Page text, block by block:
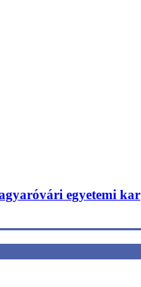
egyetemi kar